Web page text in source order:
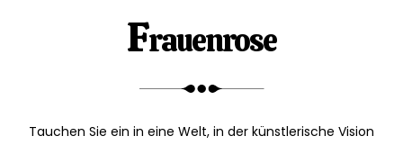
Frauenrose
Tauchen Sie ein in eine Welt, in der künstlerische Vision